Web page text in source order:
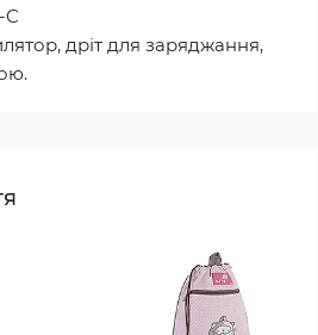
C
дріт для заряджання,